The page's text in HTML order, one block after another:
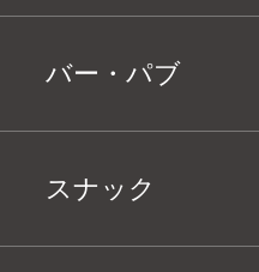
バー・パブ
スナック